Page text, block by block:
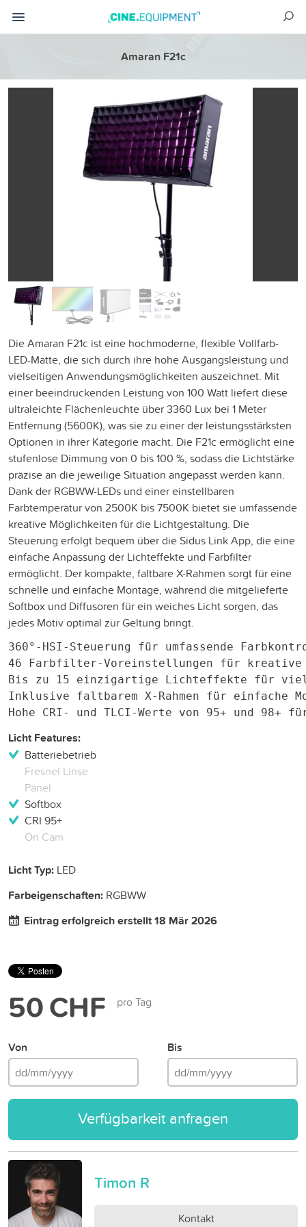
Amaran F21c
Die Amaran F21c ist eine hochmoderne, flexible Vollfarb-
LED-Matte, die sich durch ihre hohe Ausgangsleistung und
vielseitigen Anwendungsmöglichkeiten auszeichnet. Mit
einer beeindruckenden Leistung von 100 Watt liefert diese
ultraleichte Flächenleuchte über 3360 Lux bei 1 Meter
Entfernung (5600K), was sie zu einer der leistungsstärksten
Optionen in ihrer Kategorie macht. Die F21c ermöglicht eine
stufenlose Dimmung von 0 bis 100 %, sodass die Lichtstärke
präzise an die jeweilige Situation angepasst werden kann.
Dank der RGBWW-LEDs und einer einstellbaren
Farbtemperatur von 2500K bis 7500K bietet sie umfassende
kreative Möglichkeiten für die Lichtgestaltung. Die
Steuerung erfolgt bequem über die Sidus Link App, die eine
einfache Anpassung der Lichteffekte und Farbfilter
ermöglicht. Der kompakte, faltbare X-Rahmen sorgt für eine
schnelle und einfache Montage, während die mitgelieferte
Softbox und Diffusoren für ein weiches Licht sorgen, das
jedes Motiv optimal zur Geltung bringt.
360°-HSI-Steuerung für umfassende
46 Farbfilter-Voreinstellungen für kreative
Bis zu 15 einzigartige Lichteffekte für
Inklusive faltbarem X-Rahmen für einfache
Licht Features:
Batteriebetrieb
Fresnel Linse
Panel
Softbox
CRI 95+
On Cam
Licht Typ: LED
Farbeigenschaften: RGBWW
Eintrag erfolgreich erstellt 18 Mär 2026
50 CHF pro Tag
Von Bis
Verfügbarkeit anfragen
Timon R
Kontakt